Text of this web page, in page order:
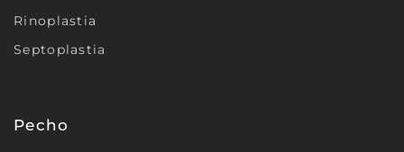
Rinoplastia
Septoplastia
Pecho